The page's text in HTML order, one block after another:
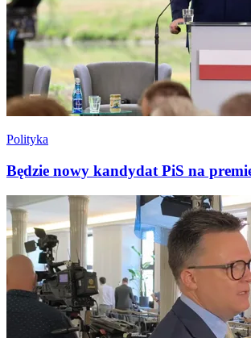
Polityka
Będzie nowy kandydat PiS na